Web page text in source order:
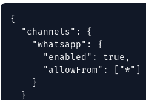
{
  "channels": {
    "whatsapp": {
      "enabled": true,
      "allowFrom": ["*"]
    }
  }